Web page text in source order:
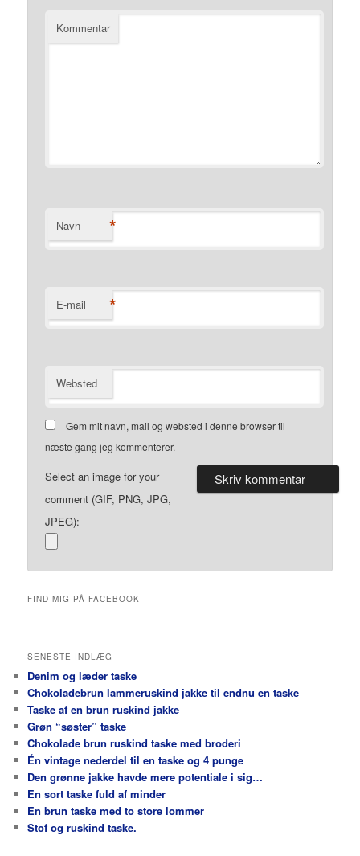
Kommentar
Navn *
E-mail *
Websted
Gem mit navn, mail og websted i denne browser til
næste gang jeg kommenterer.
Select an image for your
comment (GIF, PNG, JPG,
JPEG):
FIND MIG PÅ FACEBOOK
SENESTE INDLÆG
Denim og læder taske
Chokoladebrun lammeruskind jakke til endnu en taske
Taske af en brun ruskind jakke
Grøn “søster” taske
Chokolade brun ruskind taske med broderi
Én vintage nederdel til en taske og 4 punge
Den grønne jakke havde mere potentiale i sig…
En sort taske fuld af minder
En brun taske med to store lommer
Stof og ruskind taske.